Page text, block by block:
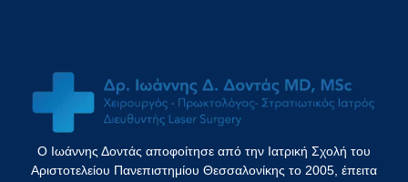
Ο Ιωάννης Δοντάς αποφοίτησε από την Ιατρική Σχολή του
Αριστοτελείου Πανεπιστημίου Θεσσαλονίκης το 2005, έπειτα